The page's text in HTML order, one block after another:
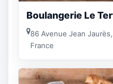
Boulangerie Le
86 Avenue Jean
France